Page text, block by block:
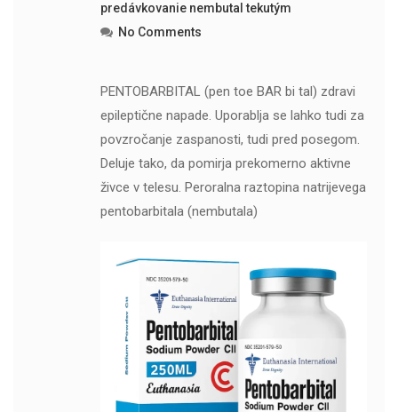
predávkovanie nembutal tekutým
No Comments
PENTOBARBITAL (pen toe BAR bi tal) zdravi
epileptične napade. Uporablja se lahko tudi za
povzročanje zaspanosti, tudi pred posegom.
Deluje tako, da pomirja prekomerno aktivne
živce v telesu. Peroralna raztopina natrijevega
pentobarbitala (nembutala)